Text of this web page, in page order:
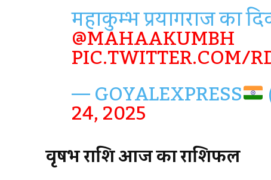
महाकुम्भ प्रयागराज का
@MAHAAKUMBH
PIC.TWITTER.COM/
— GOYALEXPRESS
24, 2025
वृषभराशिआजकाराशिफल